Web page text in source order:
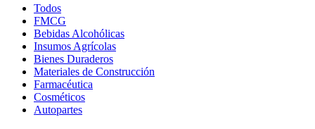
Todos
FMCG
Bebidas Alcohólicas
Insumos Agrícolas
Bienes Duraderos
Materiales de Construcción
Farmacéutica
Cosméticos
Autopartes